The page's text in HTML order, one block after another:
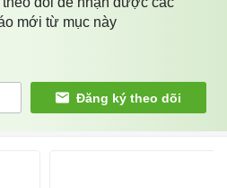
mới từ mục này
Đăng ký theo dõi